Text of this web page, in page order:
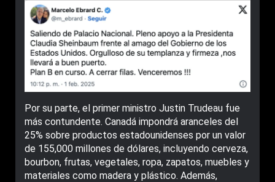
Por su parte, el primer ministro Justin Trudeau fue
más contundente. Canadá impondrá aranceles del
25% sobre productos estadounidenses por un valor
de 155,000 millones de dólares, incluyendo cerveza,
bourbon, frutas, vegetales, ropa, zapatos, muebles y
materiales como madera y plástico. Además,